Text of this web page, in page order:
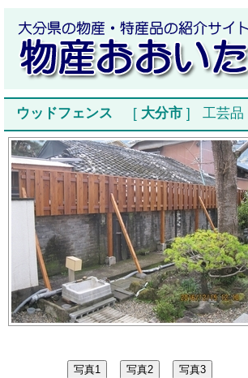
ウッドフェンス [ 大分市 ] 工芸品